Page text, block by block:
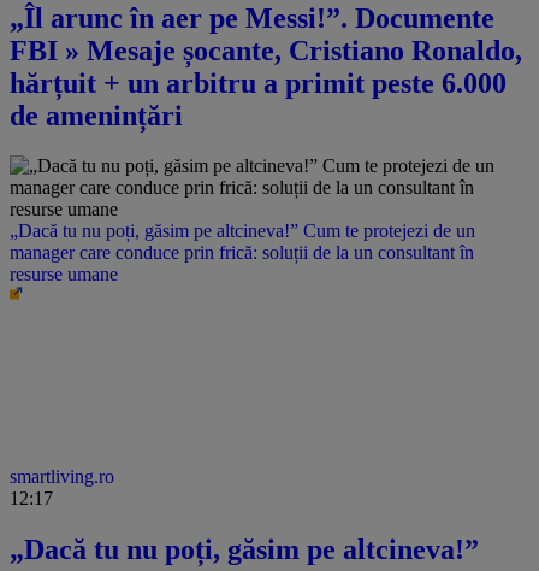
„Îl arunc în aer pe Messi!”. Documente
FBI » Mesaje șocante, Cristiano Ronaldo,
hărțuit + un arbitru a primit peste 6.000
de amenințări
„Dacă tu nu poți, găsim pe altcineva!” Cum te protejezi de un
manager care conduce prin frică: soluții de la un consultant în
resurse umane
smartliving.ro
12:17
„Dacă tu nu poți, găsim pe altcineva!”